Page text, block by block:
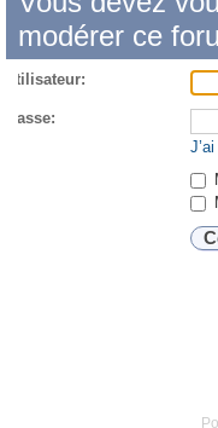
modérer ce
passe: